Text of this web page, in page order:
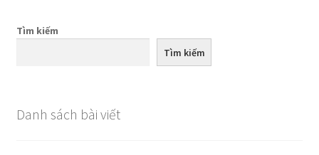
Tìm kiếm
Tìm kiếm
Danh sách bài viết